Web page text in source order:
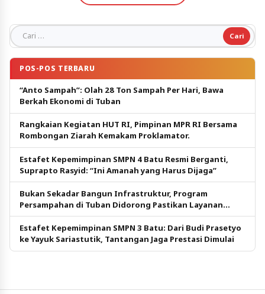
Cari untuk:
POS-POS TERBARU
“Anto Sampah”: Olah 28 Ton Sampah Per Hari, Bawa
Berkah Ekonomi di Tuban
Rangkaian Kegiatan HUT RI, Pimpinan MPR RI Bersama
Rombongan Ziarah Kemakam Proklamator.
Estafet Kepemimpinan SMPN 4 Batu Resmi Berganti,
Suprapto Rasyid: “Ini Amanah yang Harus Dijaga”
Bukan Sekadar Bangun Infrastruktur, Program
Persampahan di Tuban Didorong Pastikan Layanan
Tetap Berjalan
Estafet Kepemimpinan SMPN 3 Batu: Dari Budi Prasetyo
ke Yayuk Sariastutik, Tantangan Jaga Prestasi Dimulai